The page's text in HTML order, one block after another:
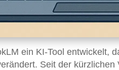
ein KI-Tool entwickelt,
Seit der